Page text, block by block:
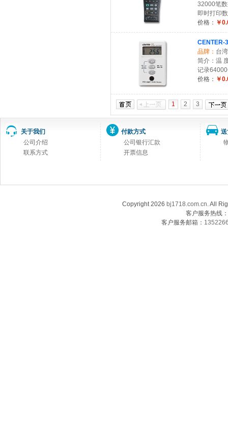
32000笔
即时打印
价格： ￥
CENTER-
品牌： 台
简介：温
记录
价格： ￥
1 2 3
关于我们
公司介绍
联系方式
付款方式
公司银行汇款
开票信息
Copyright 2026 bj1718.com.cn. All
客户服务热线
客户服务邮箱：